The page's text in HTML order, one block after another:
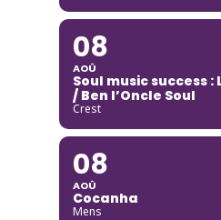
08
AOÛ
Soul music success
/ Ben l’Oncle Soul
Crest
08
AOÛ
Cocanha
Mens